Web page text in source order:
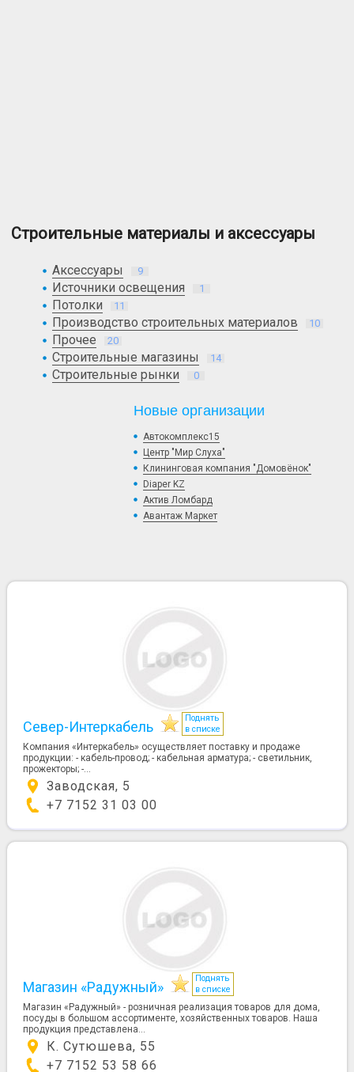
Строительные материалы и аксессуары
Аксессуары 9
Источники освещения 1
Потолки 11
Производство строительных материалов 10
Прочее 20
Строительные магазины 14
Строительные рынки 0
Новые организации
Автокомплекс15
Центр "Мир Слуха"
Клининговая компания "Домовёнок"
Diaper KZ
Актив Ломбард
Авантаж Маркет
Север-Интеркабель
Поднять
в списке
Компания «Интеркабель» осуществляет поставку и продаже
продукции: - кабель-провод; - кабельная арматура; - светильник,
прожекторы; -...
Заводская, 5
+7 7152 31 03 00
Магазин «Радужный»
Поднять
в списке
Магазин «Радужный» - розничная реализация товаров для дома,
посуды в большом ассортименте, хозяйственных товаров. Наша
продукция представлена...
К. Сутюшева, 55
+7 7152 53 58 66